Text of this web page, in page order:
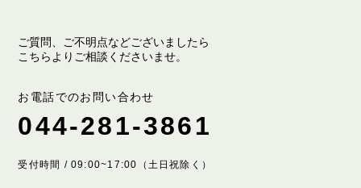
ご質問、ご不明点などございましたら
こちらよりご相談くださいませ。
お電話でのお問い合わせ
044-281-3861
受付時間 / 09:00~17:00（土日祝除く）